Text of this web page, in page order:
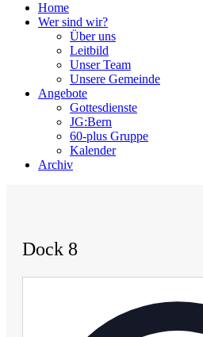
Home
Wer sind wir?
Über uns
Leitbild
Unser Team
Unsere Gemeinde
Angebote
Gottesdienste
JG:Bern
60-plus Gruppe
Kalender
Archiv
Dock 8